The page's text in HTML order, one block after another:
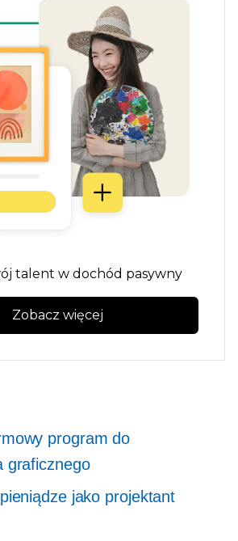
talent w dochód pasywny
Zobacz więcej
program do
graficznego
jako projektant